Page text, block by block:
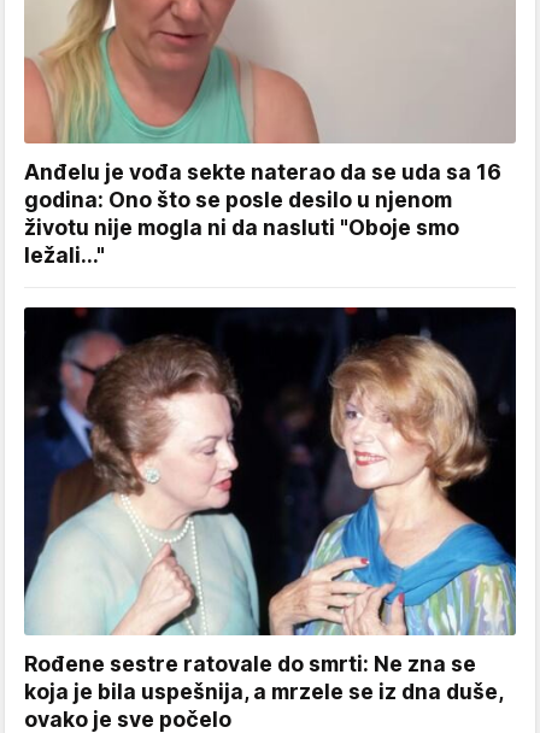
Anđelu je vođa sekte naterao da se uda sa 16
godina: Ono što se posle desilo u njenom
životu nije mogla ni da nasluti "Oboje smo
ležali..."
Rođene sestre ratovale do smrti: Ne zna se
koja je bila uspešnija, a mrzele se iz dna duše,
ovako je sve počelo